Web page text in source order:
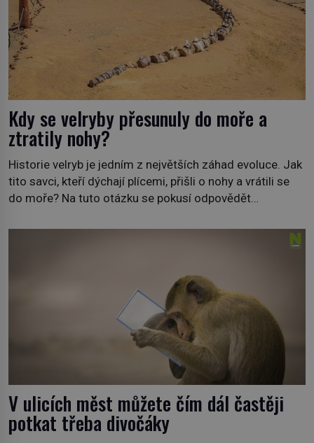
Kdy se velryby přesunuly do moře a
ztratily nohy?
Historie velryb je jedním z největších záhad evoluce. Jak
tito savci, kteří dýchají plícemi, přišli o nohy a vrátili se
do moře? Na tuto otázku se pokusí odpovědět
premiéru ve čtvrtek 29. února ve 20:00 na televizní
V ulicích měst můžete čím dál častěji
potkat třeba divočáky